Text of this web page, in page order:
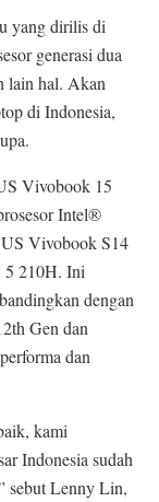
yang dirilis di
generasi dua
lain hal. Akan
di Indonesia,
Vivobook 15
Intel®
Vivobook S14
210H. Ini
dengan
Gen dan
dan
kami
Indonesia sudah
sebut Lenny Lin,